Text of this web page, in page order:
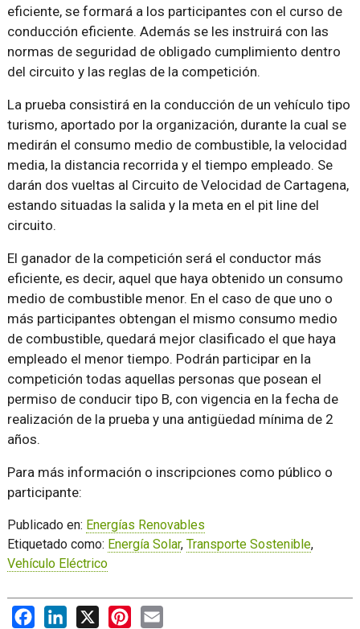
eficiente, se formará a los participantes con el curso de
conducción eficiente. Además se les instruirá con las
normas de seguridad de obligado cumplimiento dentro
del circuito y las reglas de la competición.
La prueba consistirá en la conducción de un vehículo tipo
turismo, aportado por la organización, durante la cual se
medirán el consumo medio de combustible, la velocidad
media, la distancia recorrida y el tiempo empleado. Se
darán dos vueltas al Circuito de Velocidad de Cartagena,
estando situadas la salida y la meta en el pit line del
circuito.
El ganador de la competición será el conductor más
eficiente, es decir, aquel que haya obtenido un consumo
medio de combustible menor. En el caso de que uno o
más participantes obtengan el mismo consumo medio
de combustible, quedará mejor clasificado el que haya
empleado el menor tiempo. Podrán participar en la
competición todas aquellas personas que posean el
permiso de conducir tipo B, con vigencia en la fecha de
realización de la prueba y una antigüedad mínima de 2
años.
Para más información o inscripciones como público o
participante:
Publicado en: Energías Renovables
Etiquetado como: Energía Solar, Transporte Sostenible,
Vehículo Eléctrico
FacebookLinkedIn
X PinterestEmail